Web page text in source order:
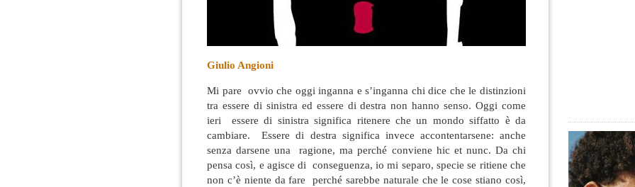
Giulio Angioni
Mi pare ovvio che oggi inganna e s’inganna chi dice che le distinzioni
tra essere di sinistra ed essere di destra non hanno senso. Oggi come
ieri essere di sinistra significa ritenere che un mondo siffatto è da
cambiare. Essere di destra significa invece accontentarsene: anche
senza darsene una ragione, ma perché conviene hic et nunc. Da chi
pensa così, e agisce di conseguenza, io mi separo, specie se ritiene che
non c’è niente da fare perché sarebbe naturale che le cose stiano così,